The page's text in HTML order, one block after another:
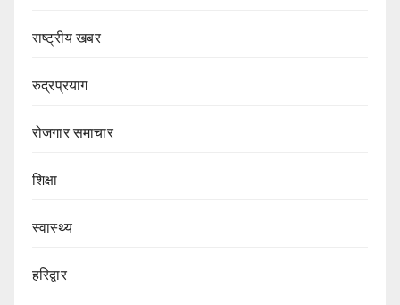
राष्ट्रीय खबर
रुद्रप्रयाग
रोजगार समाचार
शिक्षा
स्वास्थ्य
हरिद्वार